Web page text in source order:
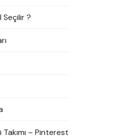
Seçilir ?
– Pinterest